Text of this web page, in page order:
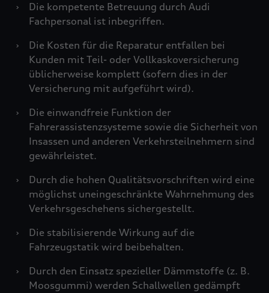
›
Die kompetente Betreuung durch Audi
Fachpersonal ist inbegriffen.
›
Die Kosten für die Reparatur entfallen bei
Kunden mit Teil- oder Vollkaskoversicherung
üblicherweise komplett (sofern dies in der
Versicherung mit aufgeführt wird).
›
Die einwandfreie Funktion der
Fahrerassistenzsysteme sowie die Sicherheit von
Insassen und anderen Verkehrsteilnehmern sind
gewährleistet.
›
Durch die hohen Qualitätsvorschriften wird eine
möglichst uneingeschränkte Wahrnehmung des
Verkehrsgeschehens sichergestellt.
›
Die stabilisierende Wirkung auf die
Fahrzeugstatik wird beibehalten.
›
Durch den Einsatz spezieller Dämmstoffe (z. B.
Moosgummi) werden Schallwellen gedämpft